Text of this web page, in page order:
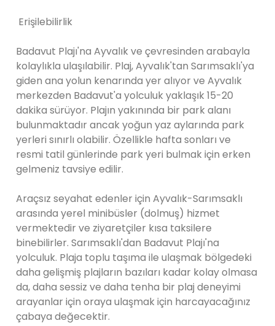
Erişilebilirlik
Badavut Plajı'na Ayvalık ve çevresinden arabayla
kolaylıkla ulaşılabilir. Plaj, Ayvalık'tan Sarımsaklı'ya
giden ana yolun kenarında yer alıyor ve Ayvalık
merkezden Badavut'a yolculuk yaklaşık 15-20
dakika sürüyor. Plajın yakınında bir park alanı
bulunmaktadır ancak yoğun yaz aylarında park
yerleri sınırlı olabilir. Özellikle hafta sonları ve
resmi tatil günlerinde park yeri bulmak için erken
gelmeniz tavsiye edilir.
Araçsız seyahat edenler için Ayvalık-Sarımsaklı
arasında yerel minibüsler (dolmuş) hizmet
vermektedir ve ziyaretçiler kısa taksilere
binebilirler. Sarımsaklı'dan Badavut Plajı'na
yolculuk. Plaja toplu taşıma ile ulaşmak bölgedeki
daha gelişmiş plajların bazıları kadar kolay olmasa
da, daha sessiz ve daha tenha bir plaj deneyimi
arayanlar için oraya ulaşmak için harcayacağınız
çabaya değecektir.